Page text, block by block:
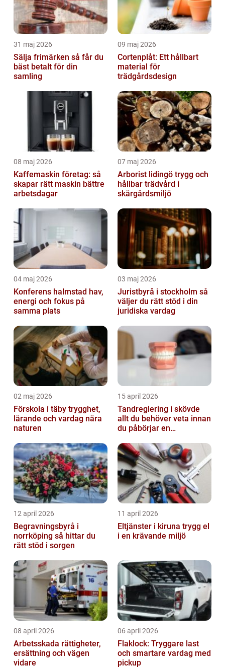
31 maj 2026
Sälja frimärken så får du
bäst betalt för din
samling
09 maj 2026
Cortenplåt: Ett hållbart
material för
trädgårdsdesign
08 maj 2026
Kaffemaskin företag: så
skapar rätt maskin bättre
arbetsdagar
07 maj 2026
Arborist lidingö trygg och
hållbar trädvård i
skärgårdsmiljö
04 maj 2026
Konferens halmstad hav,
energi och fokus på
samma plats
03 maj 2026
Juristbyrå i stockholm så
väljer du rätt stöd i din
juridiska vardag
02 maj 2026
Förskola i täby trygghet,
lärande och vardag nära
naturen
15 april 2026
Tandreglering i skövde
allt du behöver veta innan
du påbörjar en
12 april 2026
Begravningsbyrå i
norrköping så hittar du
rätt stöd i sorgen
11 april 2026
Eltjänster i kiruna trygg el
i en krävande miljö
08 april 2026
Arbetsskada rättigheter,
ersättning och vägen
vidare
06 april 2026
Flaklock: Tryggare last
och smartare vardag med
pickup